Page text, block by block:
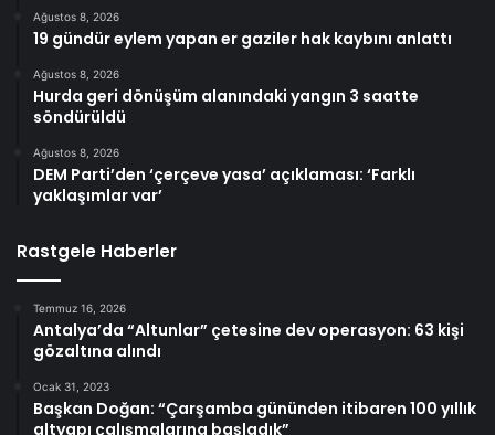
Ağustos 8, 2026
19 gündür eylem yapan er gaziler hak kaybını anlattı
Ağustos 8, 2026
Hurda geri dönüşüm alanındaki yangın 3 saatte
söndürüldü
Ağustos 8, 2026
DEM Parti’den ‘çerçeve yasa’ açıklaması: ‘Farklı
yaklaşımlar var’
Rastgele Haberler
Temmuz 16, 2026
Antalya’da “Altunlar” çetesine dev operasyon: 63 kişi
gözaltına alındı
Ocak 31, 2023
Başkan Doğan: “Çarşamba gününden itibaren 100 yıllık
altyapı çalışmalarına başladık”